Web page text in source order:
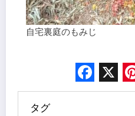
自宅裏庭のもみじ
X
タグ